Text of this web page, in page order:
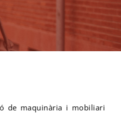
de maquinària i mobiliari